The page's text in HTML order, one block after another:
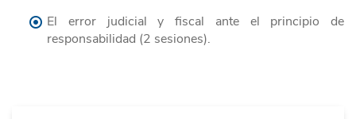
El error judicial y fiscal ante el principio de
responsabilidad (2 sesiones).